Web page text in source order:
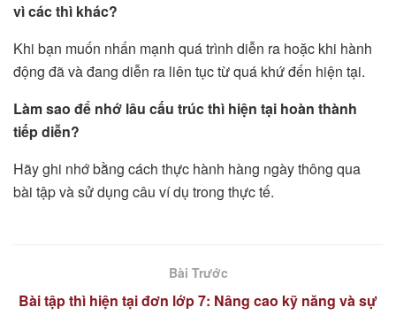
vì các thì khác?
Khi bạn muốn nhấn mạnh quá trình diễn ra hoặc khi hành
động đã và đang diễn ra liên tục từ quá khứ đến hiện tại.
Làm sao để nhớ lâu cấu trúc thì hiện tại hoàn thành
tiếp diễn?
Hãy ghi nhớ bằng cách thực hành hàng ngày thông qua
bài tập và sử dụng câu ví dụ trong thực tế.
Bài Trước
Bài tập thì hiện tại đơn lớp 7: Nâng cao kỹ năng và sự